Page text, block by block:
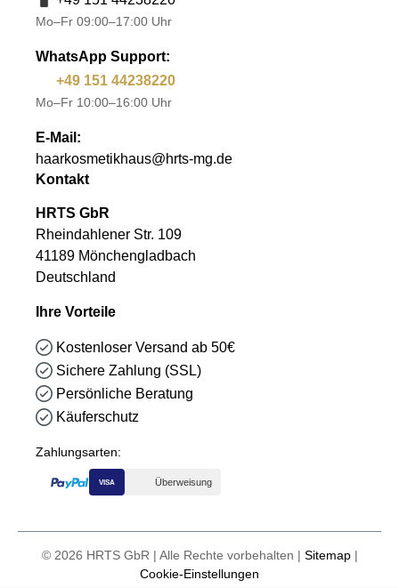
Mo–Fr 09:00–17:00 Uhr
WhatsApp Support:
+49 151 44238220
Mo–Fr 10:00–16:00 Uhr
E-Mail:
haarkosmetikhaus@hrts-mg.de
Kontakt
HRTS GbR
Rheindahlener Str. 109
41189 Mönchengladbach
Deutschland
Ihre Vorteile
Kostenloser Versand ab 50€
Sichere Zahlung (SSL)
Persönliche Beratung
Käuferschutz
Zahlungsarten:
VISA Überweisung
© 2026 HRTS GbR | Alle Rechte vorbehalten | Sitemap|
Cookie-Einstellungen